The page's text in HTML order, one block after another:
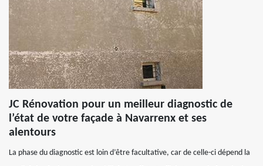
JC Rénovation pour un meilleur diagnostic de
l’état de votre façade à Navarrenx et ses
alentours
La phase du diagnostic est loin d’être facultative, car de celle-ci dépend la